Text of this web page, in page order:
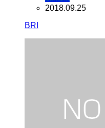
2018.09.25
BRI